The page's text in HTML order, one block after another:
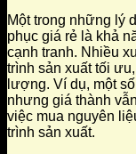
Một trong những lý
phục giá rẻ là khả
cạnh tranh. Nhiều
trình sản xuất tối
lượng. Ví dụ, một
nhưng giá thành
việc mua nguyên
trình sản xuất.